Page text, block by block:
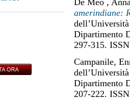
amerindiane:
Dipartimento
297-315.
Campanile,
Dipartimento
207-222.